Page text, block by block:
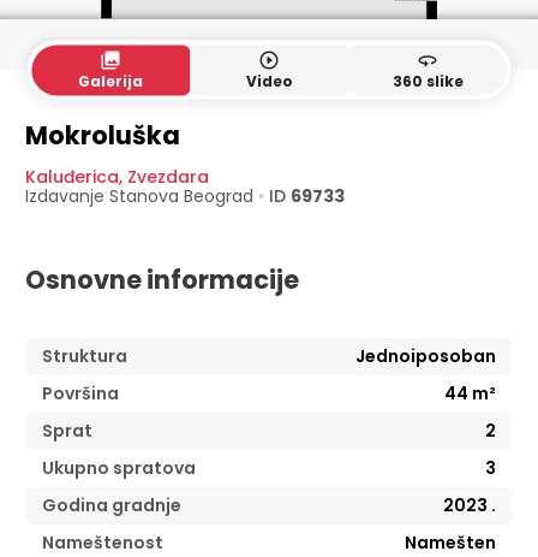
collections
Galerija
play_circle_outline
Video
360
360 slike
Mokroluška
Kaluđerica, Zvezdara
Izdavanje Stanova Beograd • ID 69733
Osnovne informacije
Struktura
Jednoiposoban
Površina
44 m²
Sprat
2
Ukupno spratova
3
Godina gradnje
2023 .
Nameštenost
Namešten